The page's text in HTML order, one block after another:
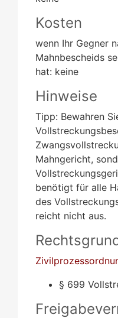
Kosten
wenn Ihr Gegner
Mahnbescheids
hat: keine
Hinweise
Tipp: Bewahren
Mahngericht,
benötigt für alle
des
reicht nicht aus.
§ 699